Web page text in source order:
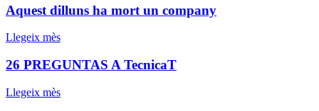
Aquest dilluns ha mort un company
Llegeix mès
26 PREGUNTAS A TecnicaT
Llegeix mès